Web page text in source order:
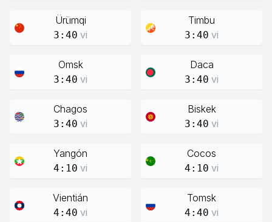
Ürümqi
3:40 vi
Timbu
3:40 vi
Omsk
3:40 vi
Daca
3:40 vi
Chagos
3:40 vi
Biskek
3:40 vi
Yangón
4:10 vi
Cocos
4:10 vi
Vientián
4:40 vi
Tomsk
4:40 vi